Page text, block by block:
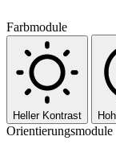
Farbmodule
Heller Kontrast
Orientierungsmodule